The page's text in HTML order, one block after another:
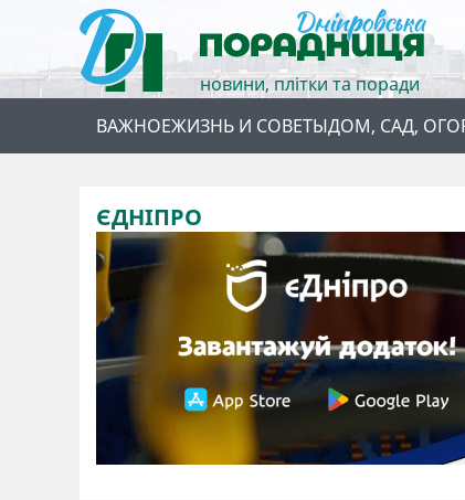
новини, плітки та поради
ВАЖНОЕЖИЗНЬ И СОВЕТЫДОМ, САД,
ЄДНІПРО